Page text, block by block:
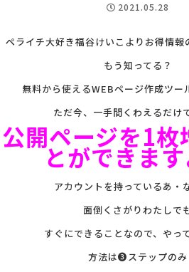
MG研修
スタッフ紹介
最新ブログ
2021.05.28
ペライチ大好き福谷けいこよりお得情報
もう知ってる？
無料から使えるWEBページ作成ツー
ただ今、一手間くわえるだけ
公開ページを1枚
とができます
アカウントを持っているあ・
面倒くさがりわたしで
すぐにできることなので、やっ
方法は❸ステップのみ